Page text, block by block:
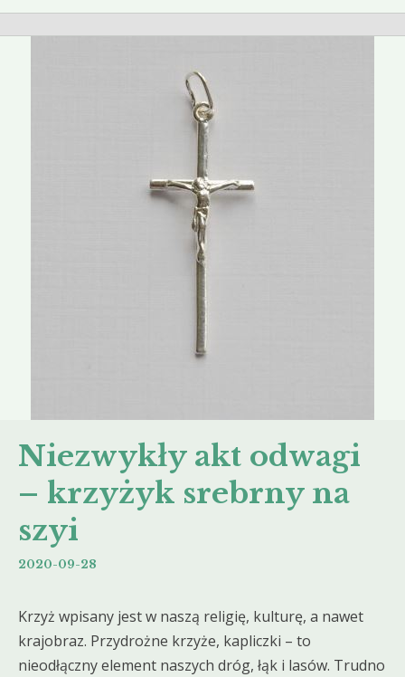
Niezwykły akt odwagi
– krzyżyk srebrny na
szyi
2020-09-28
Krzyż wpisany jest w naszą religię, kulturę, a nawet
krajobraz. Przydrożne krzyże, kapliczki – to
nieodłączny element naszych dróg, łąk i lasów. Trudno